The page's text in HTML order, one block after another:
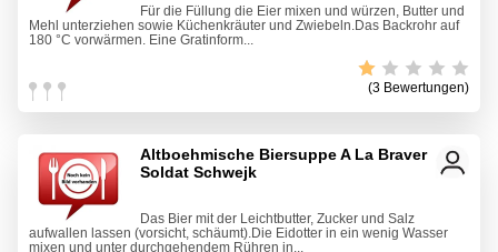
Für die Füllung die Eier mixen und würzen, Butter und
Mehl unterziehen sowie Küchenkräuter und Zwiebeln.Das Backrohr auf
180 °C vorwärmen. Eine Gratinform...
(3 Bewertungen)
Altboehmische Biersuppe A La Braver
Soldat Schwejk
Das Bier mit der Leichtbutter, Zucker und Salz
aufwallen lassen (vorsicht, schäumt).Die Eidotter in ein wenig Wasser
mixen und unter durchgehendem Rühren in...